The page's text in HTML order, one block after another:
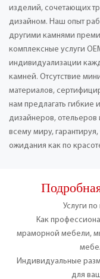
изделий, сочетающих
дизайном. Наш опыт
другими камнями
комплексные услуги
индивидуализации
камней. Отсутствие
материалов,
нам предлагать гибкие
дизайнеров, отельеров
всему миру,
ожидания как по
Услуги
Как
мраморной мебели,
Индивидуальные
для